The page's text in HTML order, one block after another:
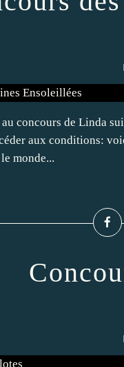
concours de Linda
aux conditions:
monde...